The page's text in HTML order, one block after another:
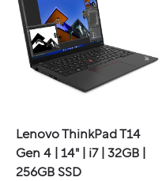
Lenovo ThinkPad T14
Gen 4 | 14" | i7 | 32GB |
256GB SSD